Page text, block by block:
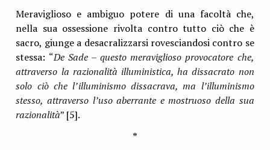
Meraviglioso e ambiguo potere di una facoltà che,
nella sua ossessione rivolta contro tutto ciò che è
sacro, giunge a desacralizzarsi rovesciandosi contro se
stessa: “De Sade – questo meraviglioso provocatore che,
attraverso la razionalità illuministica, ha dissacrato non
solo ciò che l’illuminismo dissacrava, ma l’illuminismo
stesso, attraverso l’uso aberrante e mostruoso della sua
razionalità” [5].
*